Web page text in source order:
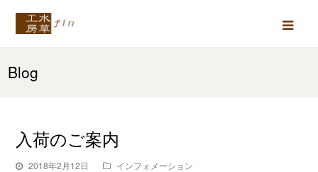
Blog
入荷のご案内
2018年2月12日 インフォメーション